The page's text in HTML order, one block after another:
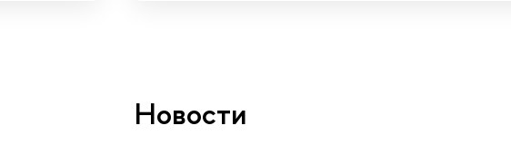
Новости